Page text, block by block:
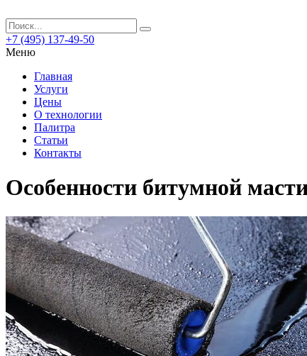
+7 (495) 137-49-50
Меню
Главная
Услуги
Цены
О технологии
Палитра
Статьи
Контакты
Особенности битумной